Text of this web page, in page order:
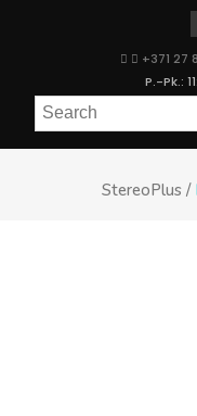
+371 27
P.-Pk.:
StereoPlus/